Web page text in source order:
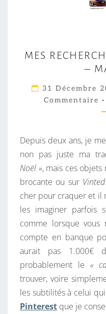
MES
–
31 Décembre
Commentaire -
Depuis deux ans, je
non pas juste ma
Noël », mais ces objets
brocante ou sur Vinted
cher pour craquer et il
les imaginer parfois
comme lorsque
compte en banque
aurait pas 1.000€
probablement le «
trouver, voire
les subtilités à celui
Pinterest que je